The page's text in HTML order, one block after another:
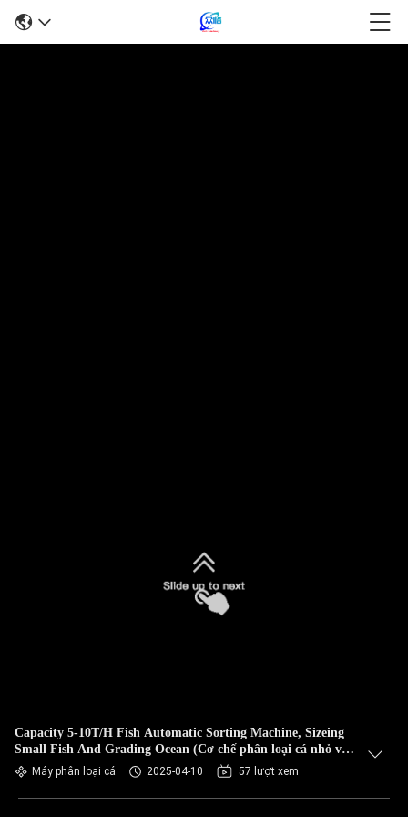
Capacity 5-10T/H Fish Automatic Sorting Machine, Sizeing
Small Fish And Grading Ocean (Cơ chế phân loại cá nhỏ và
phân loại đại dương)
Máy phân loại cá 2025-04-10 57 lượt xem